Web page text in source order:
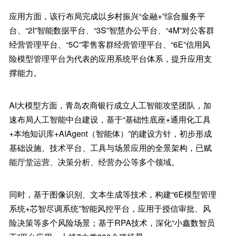
应用方面，该行布局完成以乡村振兴“金融+”综合服务平
台、“2I”智能数据平台、“3S”智慧办公平台、“4M”对公客群
经营管理平台、“5C”零售客群经营管理平台、“6E”信用风
险模型管理平台为代表的应用系统平台体系，提升应用支
撑能力。
AI大模型方面，青岛农商银行成立人工智能攻坚团队，加
速布局人工智能中台建设，基于“基础性底座+通用化工具
+本地知识库+AIAgent（智能体）”的建设方针，初步形成
基础设施、技术平台、工具与场景应用的全景架构，已赋
能厅堂运营、决策分析、经营办公等多个领域。
同时，基于图像识别、文本生成等技术，构建“6E模型管理
系统+芯智尽调系统”智能风控平台，应用于授信审批、风
险决策等多个风险场景；基于RPA技术，深化“小鑫数智员